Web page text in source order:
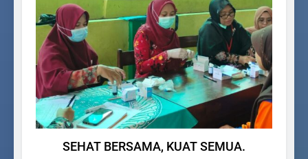
SEHAT BERSAMA, KUAT SEMUA.